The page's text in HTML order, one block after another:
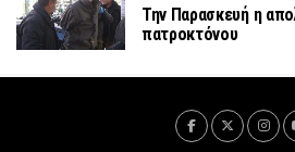
Την Παρασκευή η
πατροκτόνου